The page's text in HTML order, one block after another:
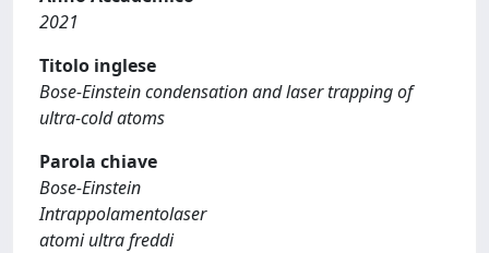
2021
Titolo inglese
Bose-Einstein condensation and laser trapping of
ultra-cold atoms
Parola chiave
Bose-Einstein
Intrappolamentolaser
atomi ultra freddi